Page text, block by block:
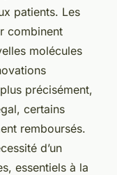
patients. Les
combinent
molécules
précisément,
certains
remboursés.
d’un
essentiels à la